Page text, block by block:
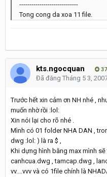
-----------------------------
Tong cong da xoa 11 file.
kts.ngocquan 37
Đã đăng Tháng 5 3,
Trước hết xin cảm ơn NH nhé ,
muốn nhờ rồi :lol:
Xin nói lại cho rõ nhé .
Mình có 01 folder NHA DAN ,
dwg :lol: ) là ra $ ,
Khi dựng hình bằng max mình
canhcua.dwg , tamcap.dwg ,
vv....vvv và có 1file chính là